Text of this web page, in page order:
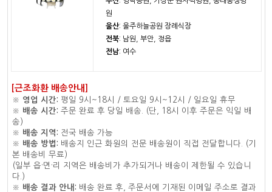
원
울산: 울주하늘공원 장례식장
전북: 남원, 부안, 정읍
전남: 여수
[근조화환 배송안내]
※ 영업 시간: 평일 9시~18시 / 토요일 9시~12시 / 일요일 휴무
※ 배송 시간: 주문 완료 후 당일 배송. (단, 18시 이후 주문은 익일 배
송)
※ 배송 지역: 전국 배송 가능
※ 배송 방법: 배송지 인근 화원의 전문 배송원이 직접 전달합니다. (기
본 배송비 무료)
(일부 읍·면·리 지역은 배송비가 추가되거나 배송이 제한될 수 있습니
다.)
※ 배송 결과 안내: 배송 완료 후, 주문서에 기재된 이메일 주소로 결과